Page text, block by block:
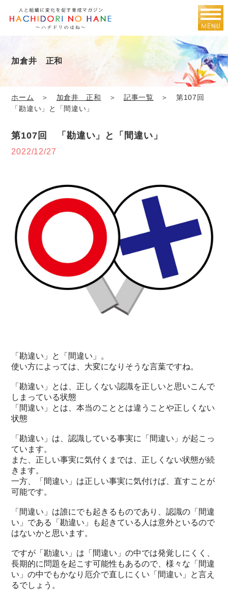
加倉井 正和
ホーム ＞ 加倉井 正和 ＞ 記事一覧 ＞ 第107回
「勘違い」と「間違い」
第107回 「勘違い」と「間違い」
2022/12/27
「勘違い」と「間違い」。
使い方によっては、大変になりそうな言葉ですね。
「勘違い」とは、正しくない認識を正しいと思いこんで
しまっている状態
「間違い」とは、本当のこととは違うことや正しくない
状態
「勘違い」は、認識している事実に「間違い」が起こっ
ています。
また、正しい事実に気付くまでは、正しくない状態が続
きます。
一方、「間違い」は正しい事実に気付けば、直すことが
可能です。
「間違い」は誰にでも起きるものであり、認識の「間違
い」である「勘違い」も起きている人は意外といるので
はないかと思います。
ですが「勘違い」は「間違い」の中では発覚しにくく、
長期的に問題を起こす可能性もあるので、様々な「間違
い」の中でもかなり厄介で直しにくい「間違い」と言え
るでしょう。